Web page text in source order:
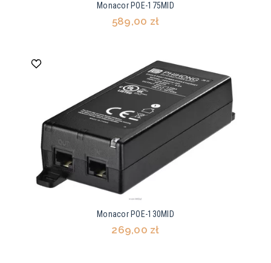
Monacor POE-175MID
589,00 zł
Monacor POE-130MID
269,00 zł